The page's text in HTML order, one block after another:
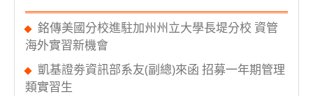
畫
銘傳美國分校進駐加州州立大學長堤分校 資管
海外實習新機會
凱基證劵資訊部系友(副總)來函 招募一年期管理
類實習生